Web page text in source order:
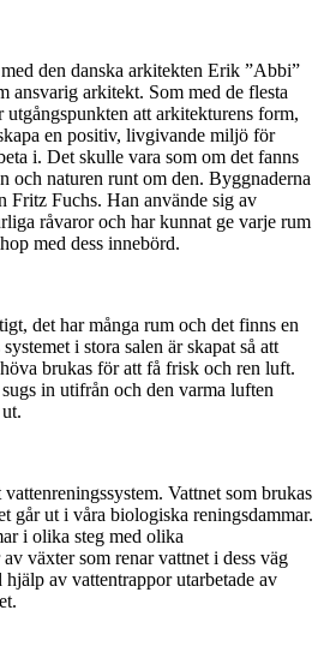
den danska arkitekten Erik ”Abbi”
ansvarig arkitekt. Som med de flesta
utgångspunkten att arkitekturens form,
en positiv, livgivande miljö för
i. Det skulle vara som om det fanns
och naturen runt om den. Byggnaderna
Fritz Fuchs. Han använde sig av
råvaror och har kunnat ge varje rum
med dess innebörd.
det har många rum och det finns en
i stora salen är skapat så att
brukas för att få frisk och ren luft.
in utifrån och den varma luften
Vattnet som brukas
går ut i våra biologiska reningsdammar.
i olika steg med olika
växter som renar vattnet i dess väg
av vattentrappor utarbetade av